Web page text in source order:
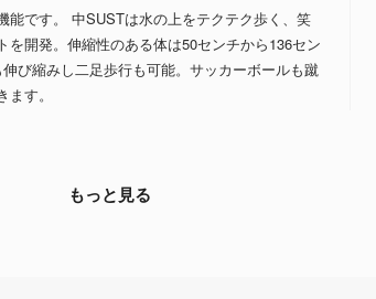
能です。 中SUSTは水の上をテクテク歩く、笑
を開発。伸縮性のある体は50センチから136セン
び縮みし二足歩行も可能。サッカーボールも蹴
す。
もっと見る